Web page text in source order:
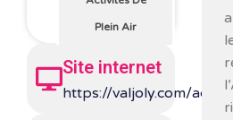
Plein Air
Site internet
https://valjoly.com/